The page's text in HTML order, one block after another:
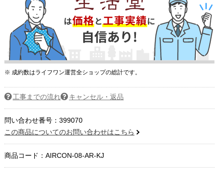
※ 成約数はライフワン運営全ショップの総計です。
工事までの流れ キャンセル・返品
問い合わせ番号：399070
この商品についてのお問い合わせはこちら
商品コード： AIRCON-08-AR-KJ